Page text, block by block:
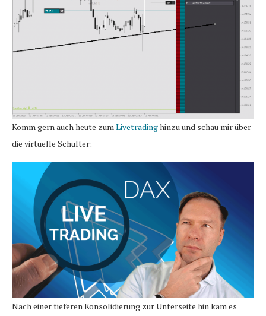
Komm gern auch heute zum Livetradinghinzu und schau mir über
die virtuelle Schulter:
Nach einer tieferen Konsolidierung zur Unterseite hin kam es